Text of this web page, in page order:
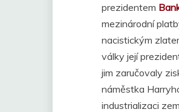
prezidentem
mezinárodní
nacistickým
války její
jim zaručovaly
náměstka
industrializaci